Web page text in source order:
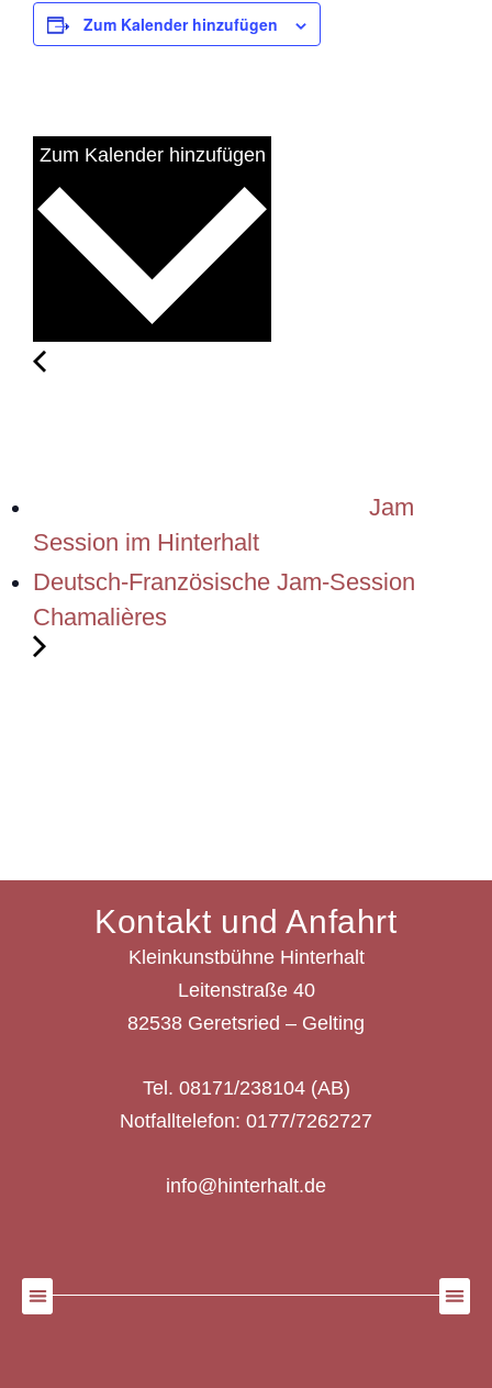
Zum Kalender hinzufügen
Jam
Session im Hinterhalt
Deutsch-Französische Jam-Session
Chamalières
Kontakt und Anfahrt
Kleinkunstbühne Hinterhalt
Leitenstraße 40
82538 Geretsried – Gelting
Tel. 08171/238104 (AB)
Notfalltelefon: 0177/7262727
info@hinterhalt.de